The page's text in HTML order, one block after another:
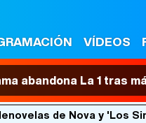
VÍDEOS
abandona La 1 tras
de Nova y 'Los